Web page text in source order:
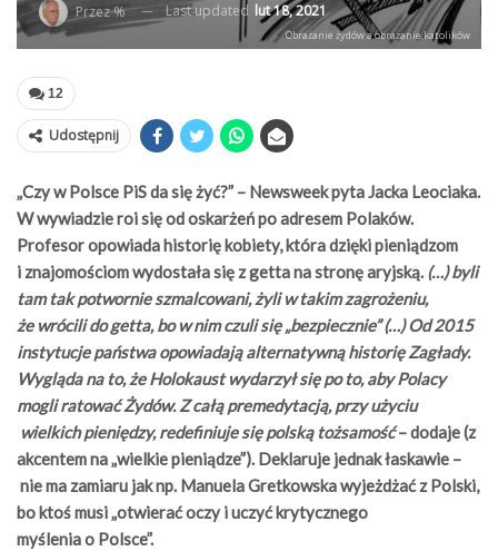
Przez % Last updated lut 18, 2021
Obrażanie żydów a obrażanie katolików
12
Udostępnij
„Czy w Polsce PiS da się żyć?” – Newsweek pyta Jacka Leociaka.
W wywiadzie roi się od oskarżeń po adresem Polaków.
Profesor opowiada historię kobiety, która dzięki pieniądzom
i znajomościom wydostała się z getta na stronę aryjską. (…) byli
tam tak potwornie szmalcowani, żyli w takim zagrożeniu,
że wrócili do getta, bo w nim czuli się „bezpiecznie” (…) Od 2015
instytucje państwa opowiadają alternatywną historię Zagłady.
Wygląda na to, że Holokaust wydarzył się po to, aby Polacy
mogli ratować Żydów. Z całą premedytacją, przy użyciu
wielkich pieniędzy, redefiniuje się polską tożsamość– dodaje (z
akcentem na „wielkie pieniądze”). Deklaruje jednak łaskawie –
nie ma zamiaru jak np. Manuela Gretkowska wyjeżdżać z Polski,
bo ktoś musi „otwierać oczy i uczyć krytycznego
myślenia o Polsce”.